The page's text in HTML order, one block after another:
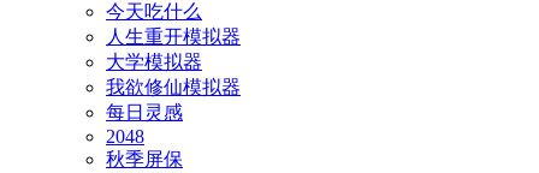
今天吃什么
人生重开模拟器
大学模拟器
我欲修仙模拟器
每日灵感
2048
秋季屏保